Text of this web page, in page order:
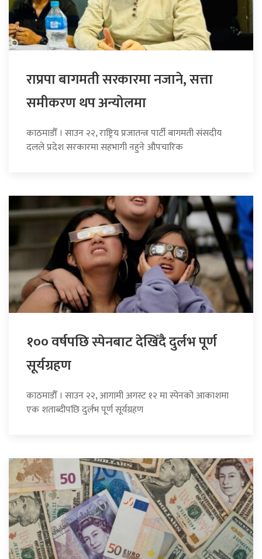
राप्रपा बागमती सरकारमा नजाने, सत्ता
समीकरण थप अन्योलमा
काठमाडौँ । साउन २२, राष्ट्रिय प्रजातन्त्र पार्टी बागमती संसदीय
दलले प्रदेश सरकारमा सहभागी नहुने औपचारिक
१०० वर्षपछि स्पेनबाट देखिँदै दुर्लभ पूर्ण
सूर्यग्रहण
काठमाडौँ । साउन २२, आगामी अगस्ट १२ मा स्पेनको आकाशमा
एक शताब्दीपछि दुर्लभ पूर्ण सूर्यग्रहण